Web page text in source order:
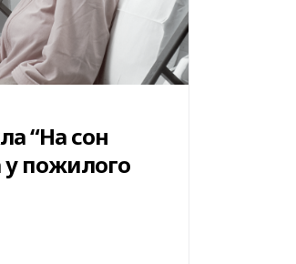
“На сон
пожилого